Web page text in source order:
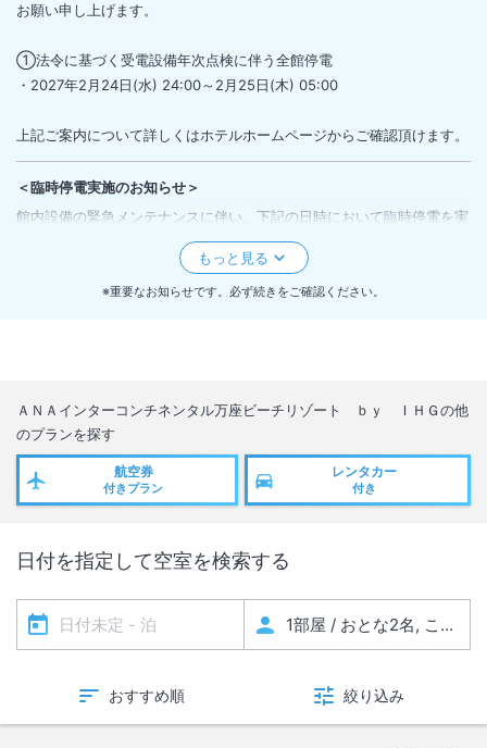
お願い申し上げます。
①法令に基づく受電設備年次点検に伴う全館停電
・2027年2月24日(水) 24:00～2月25日(木) 05:00
上記ご案内について詳しくはホテルホームページからご確認頂けます。
＜臨時停電実施のお知らせ＞
館内設備の緊急メンテナンスに伴い、下記の日時において臨時停電を実
〇 実施日時： 2026年8月24日（月）11:00 ～ 14:00
〇 対象： ホテル棟
なお、ガーデンプールやビーチ、マリンアクティビティは通常通り営業
いたします。
また、停電時間中は皆さまに快適にお過ごしいただけるよう、以下のサ
ービスをご用意しております。
ンク・スナックをご用意）
することをお知らせいたします。
【日時】2027年2月25日（木）午前0時 ～ 午前5時（約5時間）
※重要なお知らせです。必ず続きをご確認ください。
ＡＮＡインターコンチネンタル万座ビーチリゾート ｂｙ ＩＨＧの他
のプランを探す
航空券
付きプラン
レンタカー
付き
日付を指定して空室を検索する
おすすめ順 絞り込み